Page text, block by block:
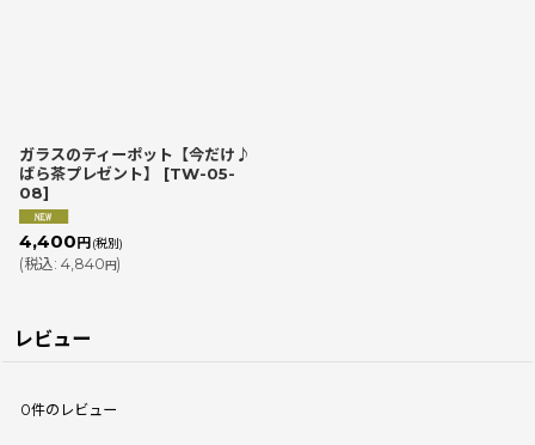
ガラスのティーポット【今だけ♪
ばら茶プレゼント】
[TW-05-
08]
4,400円(税別)
(税込: 4,840円)
レビュー
0件のレビュー